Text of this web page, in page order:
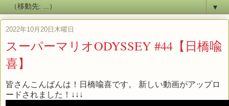
▼
2022年10月20日木曜日
スーパーマリオODYSSEY #44【日橋喩
喜】
皆さんこんばんは！日橋喩喜です。 新しい動画がアップロ
ードされました！↓↓↓